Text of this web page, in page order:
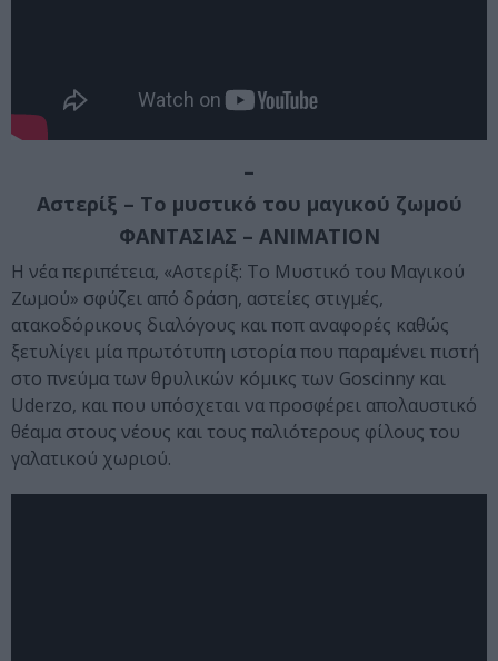
–
Αστερίξ – Το μυστικό του μαγικού ζωμού
ΦΑΝΤΑΣΙΑΣ – ANIMATION
Η νέα περιπέτεια, «Αστερίξ: Τo Μυστικό του Μαγικού
Ζωμού» σφύζει από δράση, αστείες στιγμές,
ατακοδόρικους διαλόγους και ποπ αναφορές καθώς
ξετυλίγει μία πρωτότυπη ιστορία που παραμένει πιστή
στο πνεύμα των θρυλικών κόμικς των Goscinny και
Uderzo, και που υπόσχεται να προσφέρει απολαυστικό
θέαμα στους νέους και τους παλιότερους φίλους του
γαλατικού χωριού.